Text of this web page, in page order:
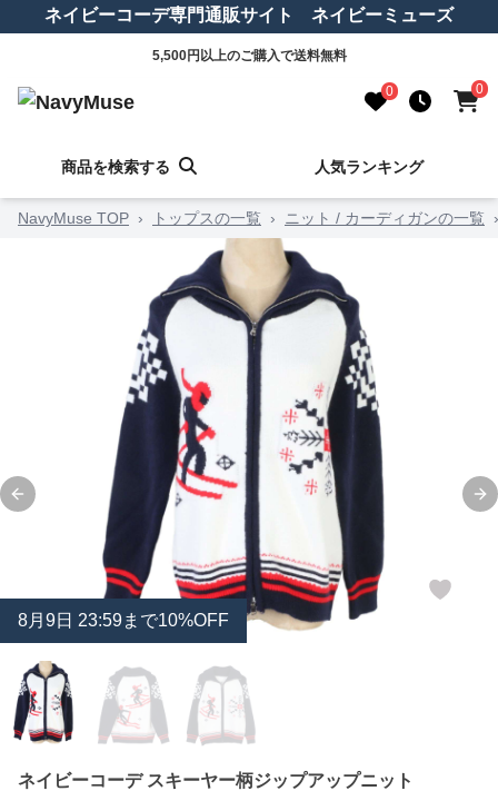
ネイビーコーデ専門通販サイト ネイビーミューズ
5,500円以上のご購入で送料無料
0 0
商品を検索する 人気ランキング
NavyMuse TOP › トップスの一覧 › ニット / カーディガンの一覧 ›
Previous slide
8月 9日 23:59まで10%OFF
ネイビーコーデ スキーヤー柄ジップアップニット